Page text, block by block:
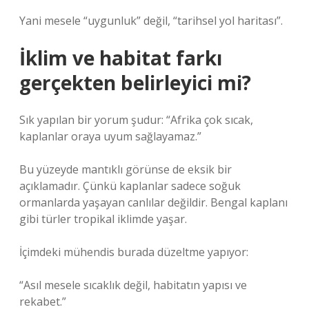
Yani mesele “uygunluk” değil, “tarihsel yol haritası”.
İklim ve habitat farkı
gerçekten belirleyici mi?
Sık yapılan bir yorum şudur: “Afrika çok sıcak,
kaplanlar oraya uyum sağlayamaz.”
Bu yüzeyde mantıklı görünse de eksik bir
açıklamadır. Çünkü kaplanlar sadece soğuk
ormanlarda yaşayan canlılar değildir. Bengal kaplanı
gibi türler tropikal iklimde yaşar.
İçimdeki mühendis burada düzeltme yapıyor:
“Asıl mesele sıcaklık değil, habitatın yapısı ve
rekabet.”